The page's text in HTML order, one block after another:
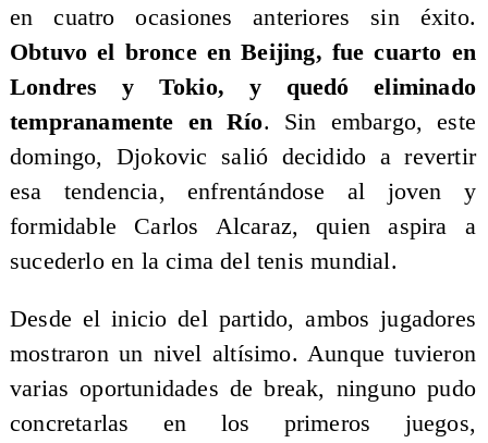
en cuatro ocasiones anteriores sin éxito.
Obtuvo el bronce en Beijing, fue cuarto en
Londres y Tokio, y quedó eliminado
tempranamente en Río. Sin embargo, este
domingo, Djokovic salió decidido a revertir
esa tendencia, enfrentándose al joven y
formidable Carlos Alcaraz, quien aspira a
sucederlo en la cima del tenis mundial.
Desde el inicio del partido, ambos jugadores
mostraron un nivel altísimo. Aunque tuvieron
varias oportunidades de break, ninguno pudo
concretarlas en los primeros juegos,